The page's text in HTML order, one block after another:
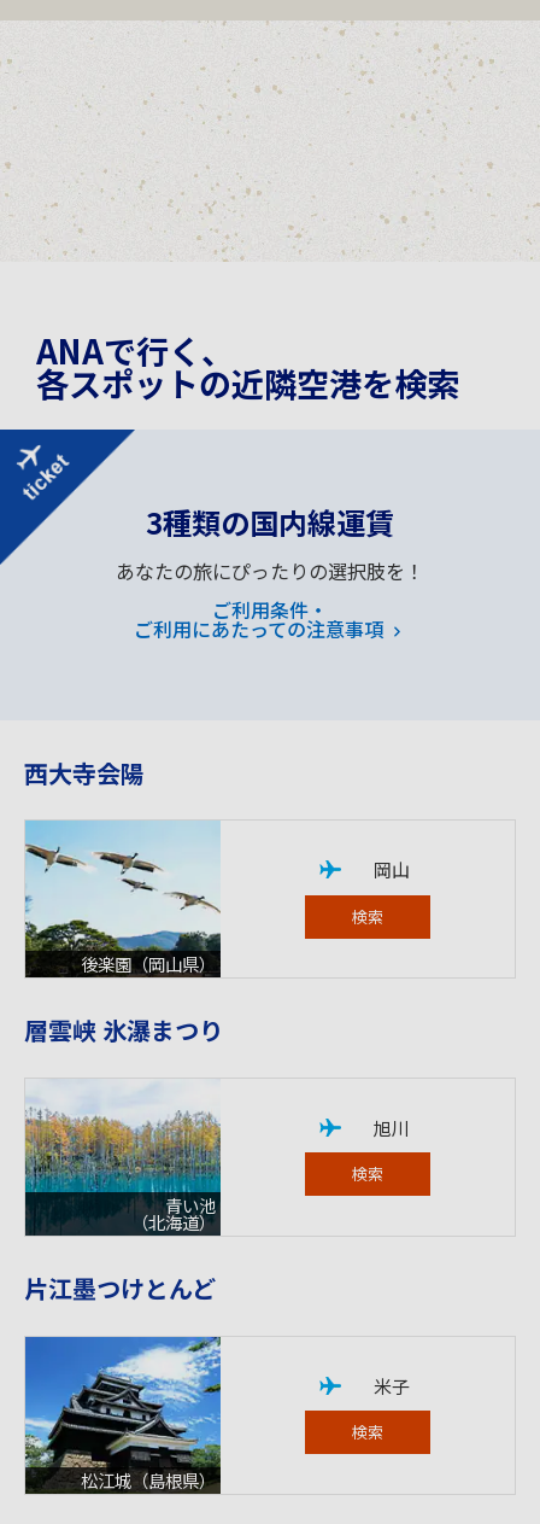
ANAで行く、
各スポットの近隣空港を検索
3種類の国内線運賃
あなたの旅にぴったりの選択肢を！
ご利用条件・
ご利用にあたっての注意事項
西大寺会陽
後楽園（岡山県）
岡山
検索
層雲峡 氷瀑まつり
青い池
（北海道）
旭川
検索
片江墨つけとんど
松江城（島根県）
米子
検索